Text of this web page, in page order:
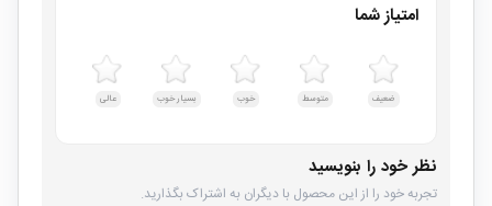
امتیاز شما
ضعیف متوسط خوب بسیار خوب عالی
نظر خود را بنویسید
تجربه خود را از این محصول با دیگران به اشتراک بگذارید.